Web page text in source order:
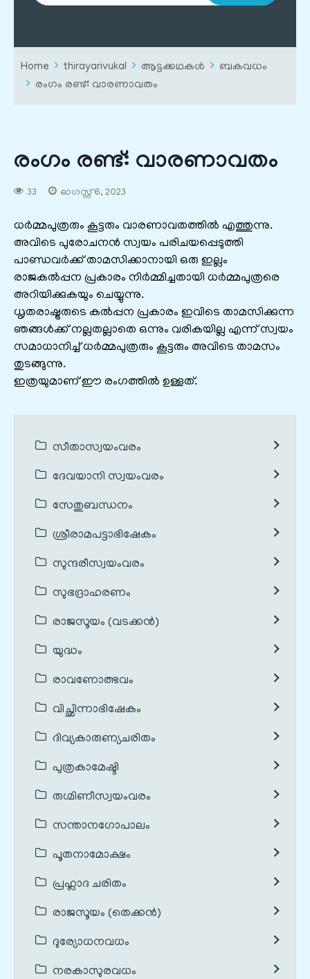
Home thirayarivukal ആട്ടക്കഥകൾ
ബകവധം
രംഗം രണ്ട്: വാരണാവതം
രംഗം രണ്ട്: വാരണാവതം
33 ഓഗസ്റ്റ്‌ 6, 2023
ധർമ്മപുത്രരും കൂട്ടരും വാരണാവതത്തിൽ എത്തുന്നു.
അവിടെ പുരോചനൻ സ്വയം പരിചയപ്പെടുത്തി
പാണ്ഡവർക്ക് താമസിക്കാനായി ഒരു ഇല്ലം
രാജകൽ‌പ്പന പ്രകാരം നിർമ്മിച്ചതായി ധർമ്മപുത്രരെ
അറിയിക്കുകയും ചെയ്യുന്നു.
ധൃതരാഷ്ട്രരുടെ കൽ‌പ്പന പ്രകാരം ഇവിടെ താമസിക്കുന്ന
ഞങ്ങൾക്ക് നല്ലതല്ലാതെ ഒന്നും വരികയില്ല എന്ന് സ്വയം
സമാധാനിച്ച് ധർമ്മപുത്രരും കൂട്ടരും അവിടെ താമസം
തുടങ്ങുന്നു.
ഇത്രയുമാണ് ഈ രംഗത്തിൽ ഉള്ളത്.
സീതാസ്വയംവരം
ദേവയാനി സ്വയംവരം
സേതുബന്ധനം
ശ്രീരാമപട്ടാഭിഷേകം
സുന്ദരീസ്വയംവരം
സുഭദ്രാഹരണം
രാജസൂയം (വടക്കൻ)
യുദ്ധം
രാവണോത്ഭവം
വിച്ഛിന്നാഭിഷേകം
ദിവ്യകാരുണ്യചരിതം
പുത്രകാമേഷ്ടി
രുഗ്മിണീസ്വയംവരം
സന്താനഗോപാലം
പൂതനാമോക്ഷം
പ്രഹ്ലാദ ചരിതം
രാജസൂയം (തെക്കൻ)
ദുര്യോധനവധം
നരകാസുരവധം